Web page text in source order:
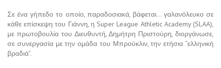
Σε ένα γήπεδο το οποίο, παραδοσιακά, βάφεται… γαλανόλευκο σε
κάθε επίσκεψη του Γιάννη, η Super League Athletic Academy (SLAA),
με πρωτοβουλία του Διευθυντή, Δημήτρη Πριστούρη, διοργάνωσε,
σε συνεργασία με την ομάδα του Μπρούκλιν, την ετήσια “ελληνική
βραδιά”.